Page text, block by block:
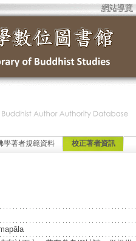
網站導覽
學著者規範資料 校正著者資訊